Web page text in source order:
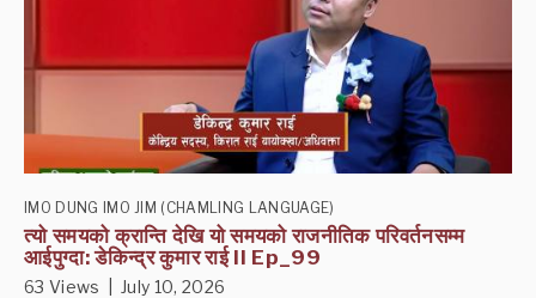
IMO DUNG IMO JIM (CHAMLING LANGUAGE)
त्यो समयको क्रान्ति देखि यो समयको राजनीतिक परिवर्तनसम्म
आईपुग्दा: डेकिन्द्र कुमार राई II Ep_99
63 Views | July 10, 2026